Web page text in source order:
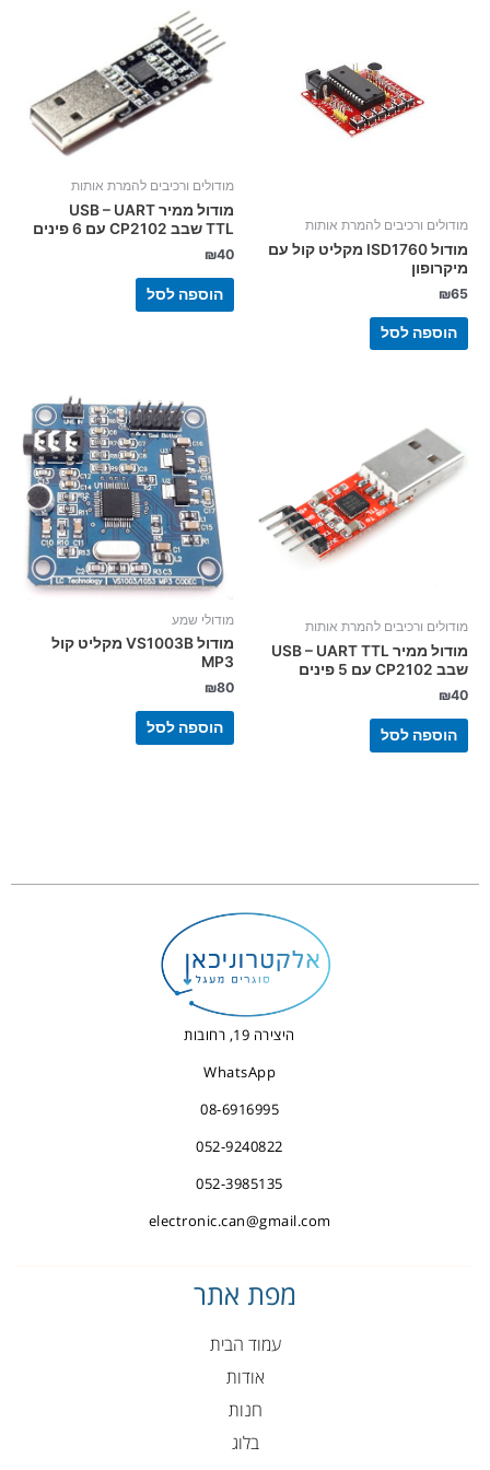
מודולים ורכיבים להמרת אותות
מודול ISD1760 מקליט קול עם
מיקרופון
₪65
הוספה לסל
מודולים ורכיבים להמרת אותות
מודול ממיר USB – UART
TTL שבב CP2102 עם 6 פינים
₪40
הוספה לסל
מודולים ורכיבים להמרת אותות
מודול ממיר USB – UART TTL
שבב CP2102 עם 5 פינים
₪40
הוספה לסל
מודולי שמע
מודול VS1003B מקליט קול
MP3
₪80
הוספה לסל
היצירה 19, רחובות
WhatsApp
08-6916995
052-9240822
052-3985135
electronic.can@gmail.com
מפת אתר
עמוד הבית
אודות
חנות
בלוג